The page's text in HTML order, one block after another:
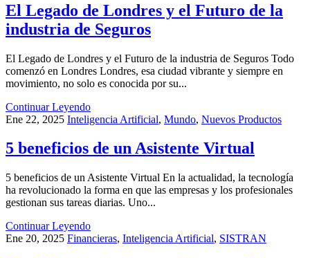
El Legado de Londres y el Futuro de la
industria de Seguros
El Legado de Londres y el Futuro de la industria de Seguros Todo
comenzó en Londres Londres, esa ciudad vibrante y siempre en
movimiento, no solo es conocida por su...
Continuar Leyendo
Ene 22, 2025 Inteligencia Artificial, Mundo, Nuevos Productos
5 beneficios de un Asistente Virtual
5 beneficios de un Asistente Virtual En la actualidad, la tecnología
ha revolucionado la forma en que las empresas y los profesionales
gestionan sus tareas diarias. Uno...
Continuar Leyendo
Ene 20, 2025 Financieras, Inteligencia Artificial, SISTRAN